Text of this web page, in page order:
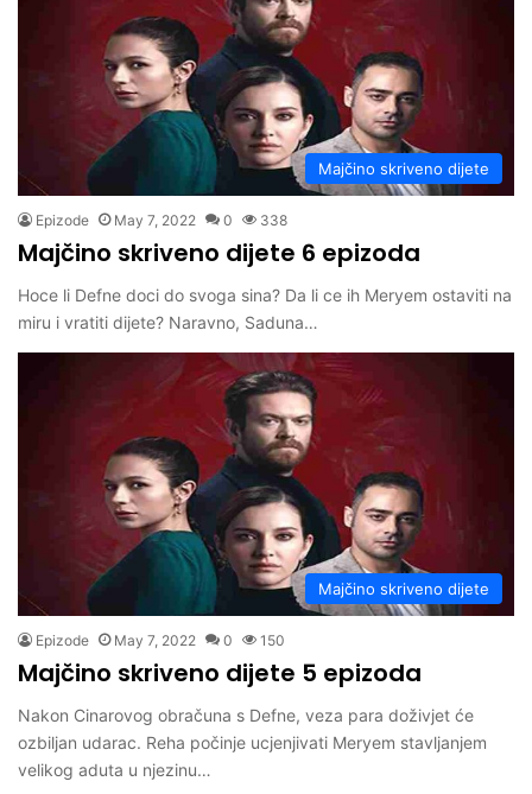
Majčino skriveno dijete
Epizode May 7, 2022 0 338
Majčino skriveno dijete 6 epizoda
Hoce li Defne doci do svoga sina? Da li ce ih Meryem ostaviti na
miru i vratiti dijete? Naravno, Saduna…
Majčino skriveno dijete
Epizode May 7, 2022 0 150
Majčino skriveno dijete 5 epizoda
Nakon Cinarovog obračuna s Defne, veza para doživjet će
ozbiljan udarac. Reha počinje ucjenjivati ​​Meryem stavljanjem
velikog aduta u njezinu…